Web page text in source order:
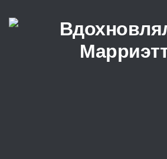
Перейти к содержимому